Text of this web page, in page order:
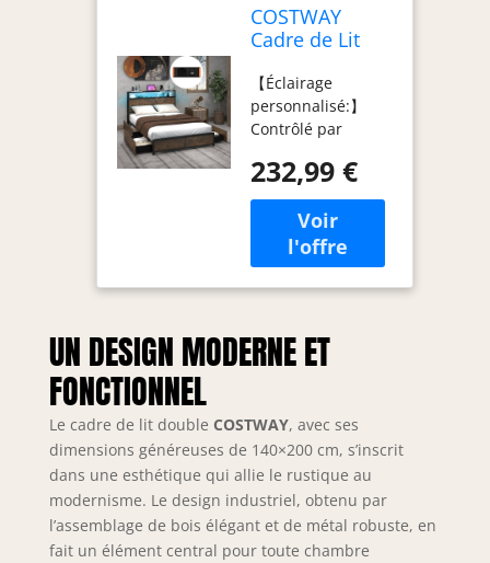
COSTWAY
Cadre de Lit
140x200cm
avec Sommier,
Lit avec
et Prise de
Courant, USB
et 1 Type C,
Sommier en
Métal avec 4
Tiroirs
Mode
Musique,
【Éclairage
personnalisé:】
Contrôlé par
APP, le cadre de lit
en métal dispose
d'une tête de lit
LED multicolor:
couleurs statiques
(plus de 60 000), 3
dynamiques, 1
synchronisation
lumineuse spéciale
en synchronisation
avec le rythme ou
le son MIC.
【Station de
charge intégrée:】
232,99 €
UN DESIGN MODERNE ET
FONCTIONNEL
Le cadre de lit double COSTWAY, avec ses
dimensions généreuses de 140×200 cm, s’inscrit
dans une esthétique qui allie le rustique au
modernisme. Le design industriel, obtenu par
l’assemblage de bois élégant et de métal robuste, en
fait un élément central pour toute chambre